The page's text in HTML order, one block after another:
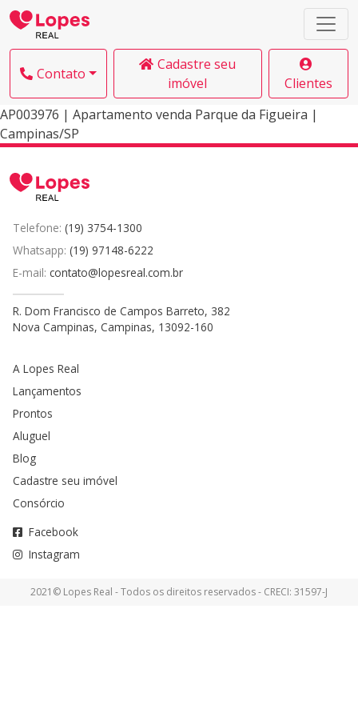
Contato
Cadastre seu
imóvel
Clientes
AP003976 | Apartamento venda Parque da Figueira |
Campinas/SP
Telefone: (19) 3754-1300
Whatsapp: (19) 97148-6222
E-mail: contato@lopesreal.com.br
R. Dom Francisco de Campos Barreto, 382
Nova Campinas, Campinas, 13092-160
A Lopes Real
Lançamentos
Prontos
Aluguel
Blog
Cadastre seu imóvel
Consórcio
Facebook
Instagram
2021© Lopes Real - Todos os direitos reservados - CRECI: 31597-J